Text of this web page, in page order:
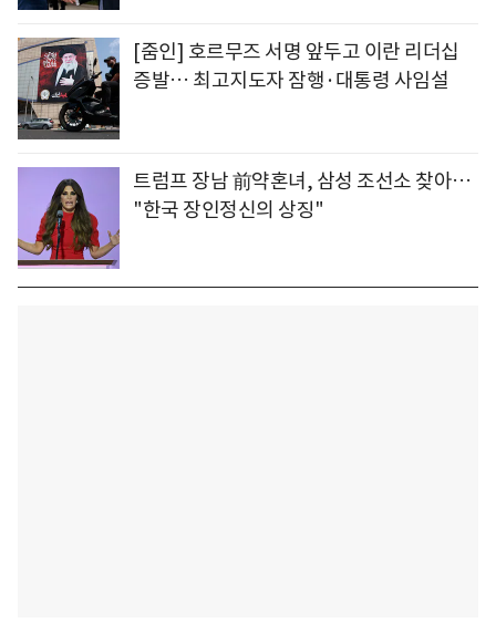
[줌인] 호르무즈 서명 앞두고 이란 리더십
증발… 최고지도자 잠행·대통령 사임설
트럼프 장남 前약혼녀, 삼성 조선소 찾아…
"한국 장인정신의 상징"